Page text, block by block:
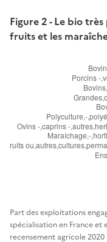
Figure 2 - Le bio
fruits et les
Part des exploitations
spécialisation en France et
recensement agricole 2020